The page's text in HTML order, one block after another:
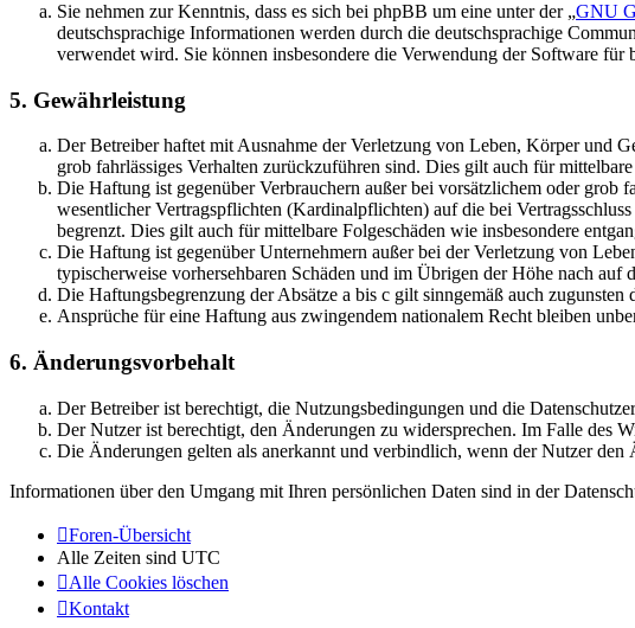
Sie nehmen zur Kenntnis, dass es sich bei phpBB um eine unter der „GNU
deutschsprachige Informationen werden durch die deutschsprachige
verwendet wird. Sie können insbesondere die Verwendung der Software
5. Gewährleistung
Der Betreiber haftet mit Ausnahme der Verletzung von Leben, Körper und
grob fahrlässiges Verhalten zurückzuführen sind. Dies gilt auch für
Die Haftung ist gegenüber Verbrauchern außer bei vorsätzlichem oder grob
wesentlicher Vertragspflichten (Kardinalpflichten) auf die bei
begrenzt. Dies gilt auch für mittelbare Folgeschäden wie insbesondere
Die Haftung ist gegenüber Unternehmern außer bei der Verletzung von
typischerweise vorhersehbaren Schäden und im Übrigen der Höhe nach
Die Haftungsbegrenzung der Absätze a bis c gilt sinngemäß auch
Ansprüche für eine Haftung aus zwingendem nationalem Recht bleiben
6. Änderungsvorbehalt
Der Betreiber ist berechtigt, die Nutzungsbedingungen und die
Der Nutzer ist berechtigt, den Änderungen zu widersprechen. Im Falle des
Die Änderungen gelten als anerkannt und verbindlich, wenn der Nutzer den
Informationen über den Umgang mit Ihren persönlichen Daten sind in der
Foren-Übersicht
Alle Zeiten sind UTC
Alle Cookies löschen
Kontakt